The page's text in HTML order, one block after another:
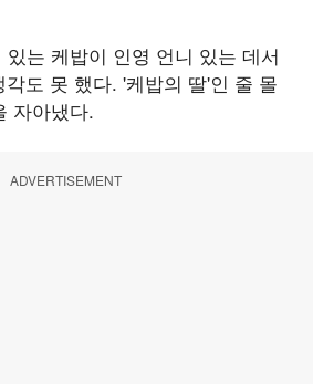
는 케밥이 인영 언니 있는 데서
도 못 했다. '케밥의 딸'인 줄 몰
자아냈다.
ADVERTISEMENT